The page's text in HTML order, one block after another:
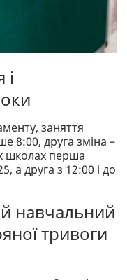
заняття
8:00, друга зміна –
школах перша
а друга з 12:00 і до
навчальний
тривоги